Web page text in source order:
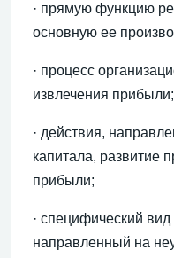
· прямую функцию
основную ее
· процесс
извлечения прибыли;
· действия,
капитала, развитие
прибыли;
· специфический вид
направленный на